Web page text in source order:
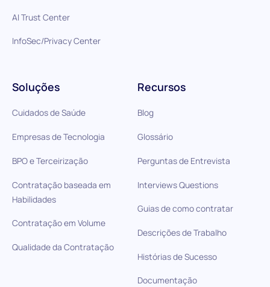
Soluções
Cuidados de Saúde
Empresas de Tecnologia
BPO e Terceirização
Contratação baseada em
Habilidades
Contratação em Volume
Qualidade da Contratação
Recursos
Blog
Glossário
Perguntas de Entrevista
Interviews Questions
Guias de como contratar
Descrições de Trabalho
Histórias de Sucesso
Documentação
AI Trust Center
InfoSec/Privacy Center